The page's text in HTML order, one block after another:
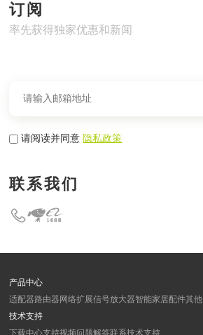
订阅
率先获得独家优惠和新闻
请阅读并同意隐私政策
联系我们
产品中心
适配器路由器 网络扩展信号放大器智能家居配件其他
技术支持
下载中心支持视频问题解答联系技术支持